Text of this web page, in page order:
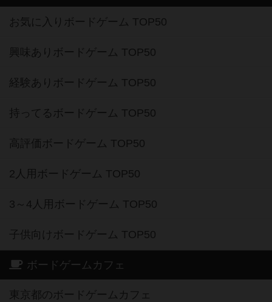
お気に入りボードゲーム TOP50
興味ありボードゲーム TOP50
経験ありボードゲーム TOP50
持ってるボードゲーム TOP50
高評価ボードゲーム TOP50
2人用ボードゲーム TOP50
3～4人用ボードゲーム TOP50
子供向けボードゲーム TOP50
ボードゲームカフェ
東京都のボードゲームカフェ